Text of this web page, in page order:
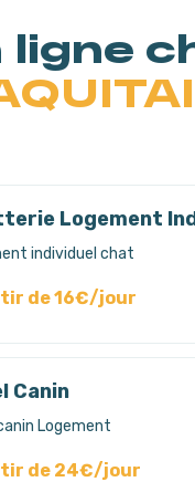
ligne
Logement
individuel chat
de 16€/jour
Canin
Logement
de 24€/jour